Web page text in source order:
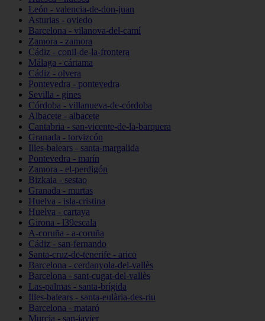
León - valencia-de-don-juan
Asturias - oviedo
Barcelona - vilanova-del-camí
Zamora - zamora
Cádiz - conil-de-la-frontera
Málaga - cártama
Cádiz - olvera
Pontevedra - pontevedra
Sevilla - gines
Córdoba - villanueva-de-córdoba
Albacete - albacete
Cantabria - san-vicente-de-la-barquera
Granada - torvizcón
Illes-balears - santa-margalida
Pontevedra - marín
Zamora - el-perdigón
Bizkaia - sestao
Granada - murtas
Huelva - isla-cristina
Huelva - cartaya
Girona - l39escala
A-coruña - a-coruña
Cádiz - san-fernando
Santa-cruz-de-tenerife - arico
Barcelona - cerdanyola-del-vallès
Barcelona - sant-cugat-del-vallès
Las-palmas - santa-brígida
Illes-balears - santa-eulària-des-riu
Barcelona - mataró
Murcia - san-javier